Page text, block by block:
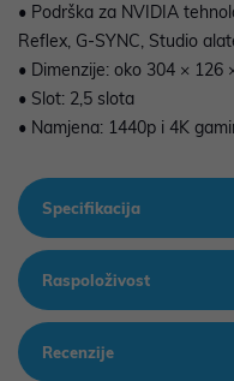
• Podrška za NVIDIA
Reflex, G-SYNC, Studio
• Dimenzije: oko 304 × 126
• Slot: 2,5 slota
• Namjena: 1440p i 4K
Specifikacija
Raspoloživost
Recenzije